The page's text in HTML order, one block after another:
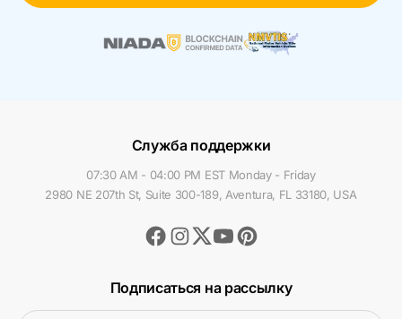
Служба поддержки
07:30 AM - 04:00 PM EST Monday - Friday
2980 NE 207th St, Suite 300-189, Aventura, FL 33180, USA
Facebook
Instagram
TwitterYoutubePinterest
Подписаться на рассылку